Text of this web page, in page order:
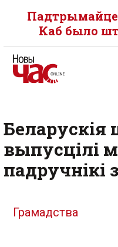
Падтрымайце
Каб было
Беларускія
выпусцілі
падручнікі
Грамадства